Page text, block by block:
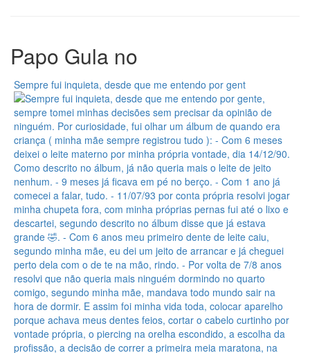
Papo Gula no
Sempre fui inquieta, desde que me entendo por gent